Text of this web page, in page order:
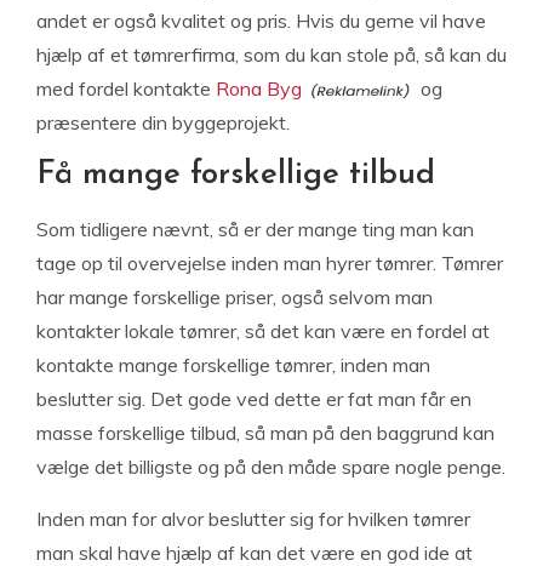
andet er også kvalitet og pris. Hvis du gerne vil have
hjælp af et tømrerfirma, som du kan stole på, så kan du
med fordel kontakte Rona Byg
og
præsentere din byggeprojekt.
Få mange forskellige tilbud
Som tidligere nævnt, så er der mange ting man kan
tage op til overvejelse inden man hyrer tømrer. Tømrer
har mange forskellige priser, også selvom man
kontakter lokale tømrer, så det kan være en fordel at
kontakte mange forskellige tømrer, inden man
beslutter sig. Det gode ved dette er fat man får en
masse forskellige tilbud, så man på den baggrund kan
vælge det billigste og på den måde spare nogle penge.
Inden man for alvor beslutter sig for hvilken tømrer
man skal have hjælp af kan det være en god ide at